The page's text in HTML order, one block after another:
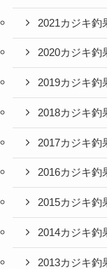
2021カジキ釣
2020カジキ釣
2019カジキ釣
2018カジキ釣
2017カジキ釣
2016カジキ釣
2015カジキ釣
2014カジキ釣
2013カジキ釣